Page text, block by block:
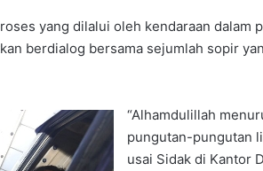
yang dilalui oleh kendaraan dalam
berdialog bersama sejumlah sopir
“Alhamdulillah
pungutan-pungutan
usai Sidak di Kantor